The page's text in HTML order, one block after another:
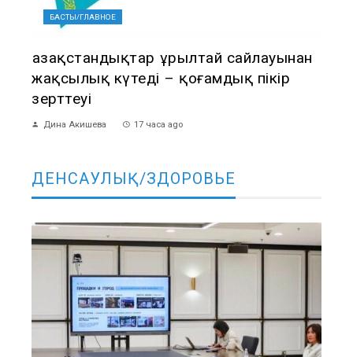
БАСТЫ/ГЛАВНОЕ
Қазақстандықтар Құрылтай сайлауынан
жақсылық күтеді – қоғамдық пікір
зерттеуі
Дина Акишева 17 часа ago
ДЕНСАУЛЫҚ/ЗДОРОВЬЕ